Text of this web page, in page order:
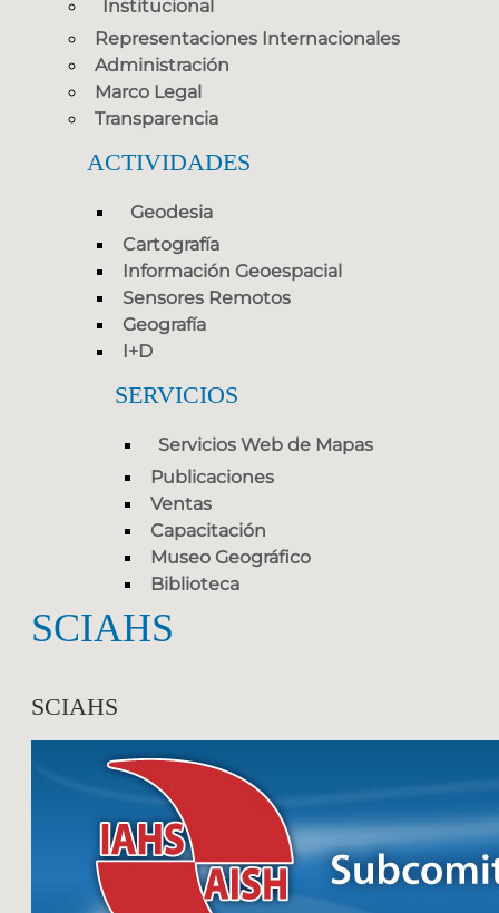
Institucional
Representaciones Internacionales
Administración
Marco Legal
Transparencia
ACTIVIDADES
Geodesia
Cartografía
Información Geoespacial
Sensores Remotos
Geografía
I+D
SERVICIOS
Servicios Web de Mapas
Publicaciones
Ventas
Capacitación
Museo Geográfico
Biblioteca
SCIAHS
SCIAHS